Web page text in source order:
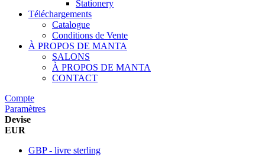
Stationery
Téléchargements
Catalogue
Conditions de Vente
À PROPOS DE MANTA
SALONS
À PROPOS DE MANTA
CONTACT
Compte
Paramètres
Devise
EUR
GBP - livre sterling